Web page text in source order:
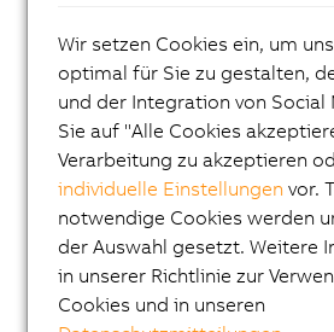
ACOPOS
ACOPOS P3
ACOPOSmulti
ACOPOSremote
ACOPOSmotor
Frequenzumrichter (VFD)
Synchronmotoren 8LS-4
Wir setzen Cookies ein, um
optimal für Sie zu gestalten,
und der Integration von Social
Sie auf "Alle Cookies
Verarbeitung zu akzeptieren
individuelle Einstellungen vor.
notwendige Cookies werden
der Auswahl gesetzt. Weitere
in unserer Richtlinie zur
Cookies und in unseren